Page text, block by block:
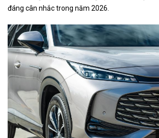
đáng cân nhắc trong năm 2026.